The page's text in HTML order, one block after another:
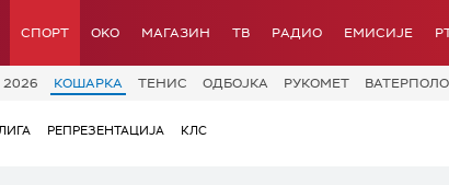
СПОРТ OKO МАГАЗИН ТВ РАДИО ЕМИСИЈЕ
КОШАРКА ТЕНИС ОДБОЈКА РУКОМЕТ ВАТЕРПОЛО
РЕПРЕЗЕНТАЦИЈА КЛС